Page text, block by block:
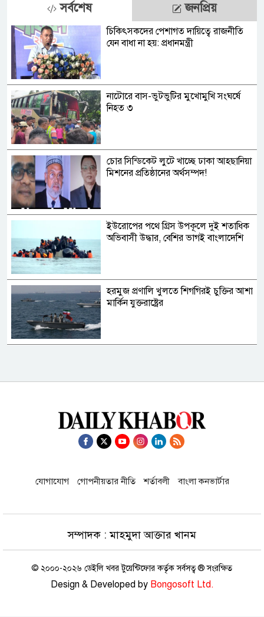
সর্বশেষ জনপ্রিয়
চিকিৎসকদের পেশাগত দায়িত্বে রাজনীতি
যেন বাধা না হয়: প্রধানমন্ত্রী
নাটোরে বাস-ভুটভুটির মুখোমুখি সংঘর্ষে
নিহত ৩
চোর সিন্ডিকেট লুটে খাচ্ছে ঢাকা আহ্ছানিয়া
মিশনের প্রতিষ্ঠানের অর্থসম্পদ!
ইউরোপের পথে গ্রিস উপকূলে দুই শতাধিক
অভিবাসী উদ্ধার, বেশির ভাগই বাংলাদেশি
হরমুজ প্রণালি খুলতে শিগগিরই চুক্তির আশা
মার্কিন যুক্তরাষ্ট্রের
হরমুজ প্রণালিতে নৌজোট গঠনে মার্কিন
উদ্যোগে ইউরোপের অনাগ্রহ
হামলার ভয়ে ইরান আমাদের সঙ্গে চুক্তি
সাকিবের দেশে ফেরা নিয়ে কঠোর
প্রতিক্রিয়ায় ক্রীড়া প্রতিমন্ত্রী
যোগাযোগ গোপনীয়তার নীতি শর্তাবলী বাংলা কনভার্টার
সম্পাদক : মাহমুদা আক্তার খানম
© ২০০০-২০২৬ ডেইলি খবর টুয়েন্টিফোর কর্তৃক সর্বসত্ব ® সংরক্ষিত
Design & Developed by Bongosoft Ltd.